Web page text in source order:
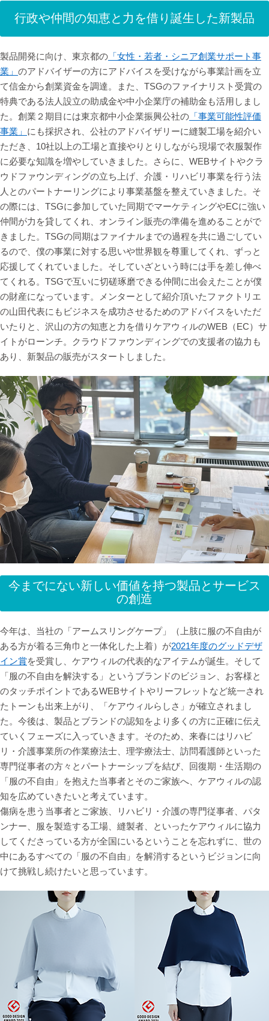
行政や仲間の知恵と力を借り誕生した新製品
製品開発に向け、東京都の 「女性・若者・シニア創業サポート事
業」 のアドバイザーの方にアドバイスを受けながら事業計画を立
て信金から創業資金を調達。また、TSGのファイナリスト受賞の
特典である法人設立の助成金や中小企業庁の補助金も活用しまし
た。創業２期目には東京都中小企業振興公社の 「事業可能性評価
事業」 にも採択され、公社のアドバイザリーに縫製工場を紹介い
ただき、10社以上の工場と直接やりとりしながら現場で衣服製作
に必要な知識を増やしていきました。さらに、WEBサイトやクラ
ウドファウンディングの立ち上げ、介護・リハビリ事業を行う法
人とのパートナーリングにより事業基盤を整えていきました。そ
の際には、TSGに参加していた同期でマーケティングやECに強い
仲間が力を貸してくれ、オンライン販売の準備を進めることがで
きました。TSGの同期はファイナルまでの過程を共に過ごしてい
るので、僕の事業に対する思いや世界観を尊重してくれ、ずっと
応援してくれていました。そしていざという時には手を差し伸べ
てくれる。TSGで互いに切磋琢磨できる仲間に出会えたことが僕
の財産になっています。メンターとして紹介頂いたファクトリエ
の山田代表にもビジネスを成功させるためのアドバイスをいただ
いたりと、沢山の方の知恵と力を借りケアウィルのWEB（EC）サ
イトがローンチ。クラウドファウンディングでの支援者の協力も
あり、新製品の販売がスタートしました。
今までにない新しい価値を持つ製品とサービス
の創造
今年は、当社の「アームスリングケープ」（上肢に服の不自由が
ある方が着る三角巾と一体化した上着）が2021年度のグッドデザ
イン賞を受賞し、ケアウィルの代表的なアイテムが誕生。そして
「服の不自由を解決する」というブランドのビジョン、お客様と
のタッチポイントであるWEBサイトやリーフレットなど統一され
たトーンも出来上がり、「ケアウィルらしさ」が確立されまし
た。今後は、製品とブランドの認知をより多くの方に正確に伝え
ていくフェーズに入っていきます。そのため、来春にはリハビ
リ・介護事業所の作業療法士、理学療法士、訪問看護師といった
専門従事者の方々とパートナーシップを結び、回復期・生活期の
「服の不自由」を抱えた当事者とそのご家族へ、ケアウィルの認
知を広めていきたいと考えています。
傷病を患う当事者とご家族、リハビリ・介護の専門従事者、パタ
ンナー、服を製造する工場、縫製者、といったケアウィルに協力
してくださっている方が全国にいるということを忘れずに、世の
中にあるすべての「服の不自由」を解消するというビジョンに向
けて挑戦し続けたいと思っています。